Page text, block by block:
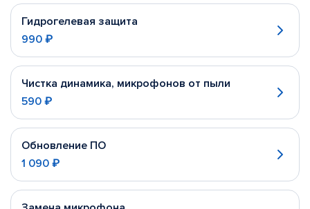
Гидрогелевая защита
990 ₽
Чистка динамика, микрофонов от пыли
590 ₽
Обновление ПО
1 090 ₽